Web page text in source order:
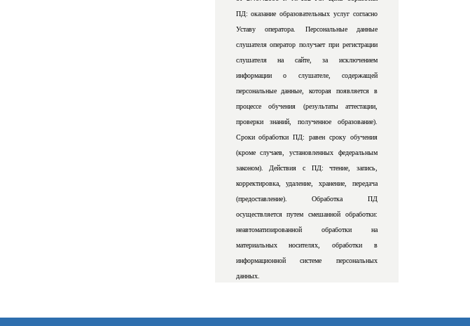
ПД: оказание образовательных услуг согласно
Уставу оператора. Персональные данные
слушателя оператор получает при регистрации
слушателя на сайте, за исключением
информации о слушателе, содержащей
персональные данные, которая появляется в
процессе обучения (результаты аттестации,
проверки знаний, полученное образование).
Сроки обработки ПД: равен сроку обучения
(кроме случаев, установленных федеральным
законом). Действия с ПД: чтение, запись,
корректировка, удаление, хранение, передача
(предоставление). Обработка ПД
осуществляется путем смешанной обработки:
неавтоматизированной обработки на
материальных носителях, обработки в
информационной системе персональных
данных.